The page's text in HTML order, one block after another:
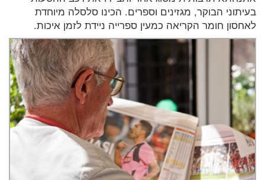
בעיתוני הבוקר, מגזינים וספרים. הכינו סלסלה מיוחדת
לאחסון חומר הקריאה כמעין ספרייה ניידת לזמן איכות.